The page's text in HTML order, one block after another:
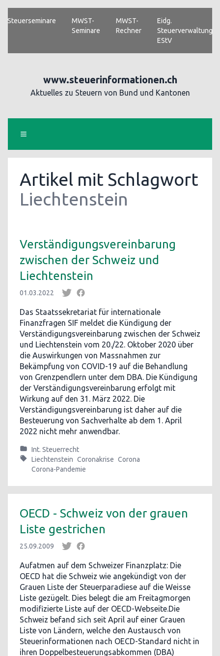
Steuerseminare
MWST-
Seminare
MWST-
Rechner
Eidg.
Steuerverwaltung
EStV
www.steuerinformationen.ch
Aktuelles zu Steuern von Bund und Kantonen
Artikel mit Schlagwort
Liechtenstein
Verständigungsvereinbarung
zwischen der Schweiz und
Liechtenstein
01.03.2022
Das Staatssekretariat für internationale
Finanzfragen SIF meldet die Kündigung der
Verständigungsvereinbarung zwischen der Schweiz
und Liechtenstein vom 20./22. Oktober 2020 über
die Auswirkungen von Massnahmen zur
Bekämpfung von COVID-19 auf die Behandlung
von Grenzpendlern unter dem DBA. Die Kündigung
der Verständigungsvereinbarung erfolgt mit
Wirkung auf den 31. März 2022. Die
Verständigungsvereinbarung ist daher auf die
Besteuerung von Sachverhalte ab dem 1. April
2022 nicht mehr anwendbar.
Int. Steuerrecht
Liechtenstein Coronakrise Corona
Corona-Pandemie
OECD - Schweiz von der grauen
Liste gestrichen
25.09.2009
Aufatmen auf dem Schweizer Finanzplatz: Die
OECD hat die Schweiz wie angekündigt von der
Grauen Liste der Steuerparadiese auf die Weisse
Liste gezügelt. Dies belegt die am Freitagmorgen
modifizierte Liste auf der OECD-Webseite.Die
Schweiz befand sich seit April auf einer Grauen
Liste von Ländern, welche den Austausch von
Steuerinformationen nach OECD-Standard nicht in
ihren Doppelbesteuerungsabkommen (DBA)